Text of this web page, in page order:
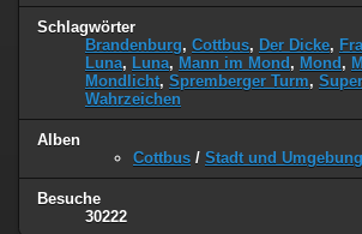
Schlagwörter
Brandenburg, Cottbus, Der Dicke,
Luna, Luna, Mann im Mond , Mond ,
Mondlicht, Spremberger Turm,
Wahrzeichen
Alben
Cottbus / Stadt und Umgebung
Besuche
30222